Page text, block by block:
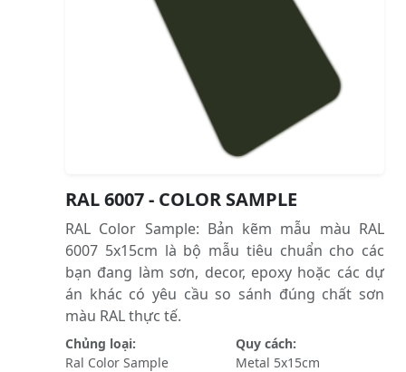
RAL 6007 - COLOR SAMPLE
RAL Color Sample: Bản kẽm mẫu màu RAL
6007 5x15cm là bộ mẫu tiêu chuẩn cho các
bạn đang làm sơn, decor, epoxy hoặc các dự
án khác có yêu cầu so sánh đúng chất sơn
màu RAL thực tế.
Chủng loại:
Ral Color Sample
Quy cách:
Metal 5x15cm